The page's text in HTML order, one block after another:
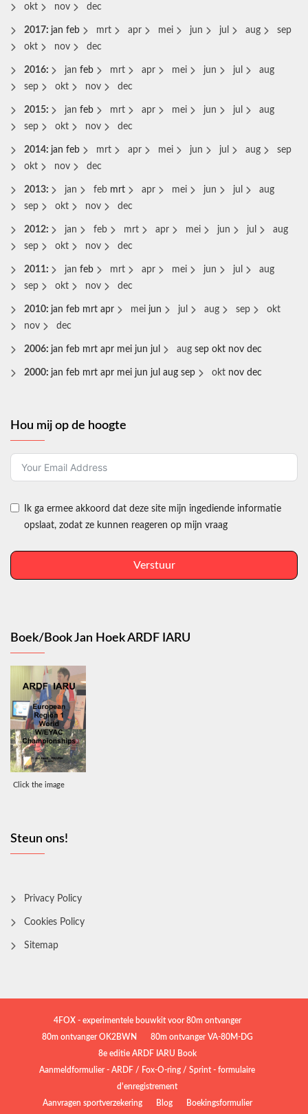
okt
nov dec
2017: jan feb mrt apr mei jun jul aug
sep
okt
nov dec
2016: jan feb mrt apr mei jun jul
aug
sep
okt nov dec
2015: jan feb mrt apr mei jun jul
aug
sep
okt nov dec
2014: jan feb mrt apr mei jun jul aug
sep
okt
nov dec
2013: jan feb mrt apr mei jun jul
aug
sep
okt nov dec
2012: jan feb mrt apr mei jun jul
aug
sep
okt nov dec
2011: jan feb mrt apr mei jun jul
aug
sep
okt nov dec
2010: jan feb mrt apr mei jun jul aug sep
okt
nov
dec
2006: jan feb mrt apr mei jun jul aug sep okt nov dec
2000: jan feb mrt apr mei jun jul aug sep okt nov dec
Hou mij op de hoogte
Ik ga ermee akkoord dat deze site mijn ingediende informatie
opslaat, zodat ze kunnen reageren op mijn vraag
Verstuur
Boek/Book Jan Hoek ARDF IARU
Click the image
Steun ons!
Privacy Policy
Cookies Policy
Sitemap
4FOX - experimentele bouwkit voor 80m ontvanger
80m ontvanger OK2BWN
80m ontvanger VA-80M-DG
8e editie ARDF IARU Book
Aanmeldformulier - ARDF / Fox-O-ring / Sprint - formulaire
d'enregistrement
Aanvragen sportverzekering
Blog Boekingsformulier